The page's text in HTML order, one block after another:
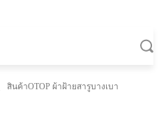
สินค้าOTOP ผ้าฝ้ายสารูบางเบา